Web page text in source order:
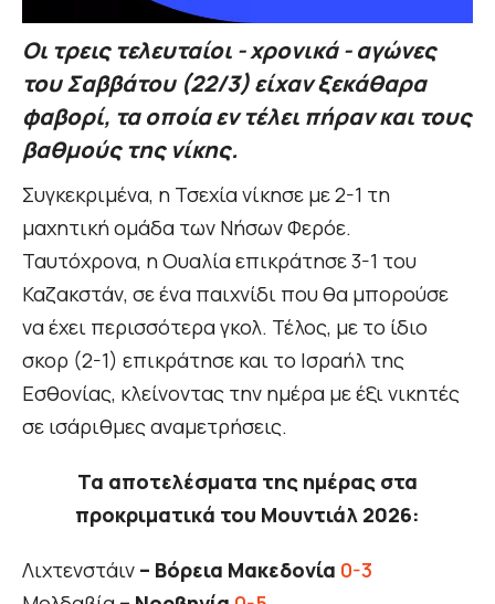
Οι τρεις τελευταίοι - χρονικά - αγώνες
του Σαββάτου (22/3) είχαν ξεκάθαρα
φαβορί, τα οποία εν τέλει πήραν και τους
βαθμούς της νίκης.
Συγκεκριμένα, η Τσεχία νίκησε με 2-1 τη
μαχητική ομάδα των Νήσων Φερόε.
Ταυτόχρονα, η Ουαλία επικράτησε 3-1 του
Καζακστάν, σε ένα παιχνίδι που θα μπορούσε
να έχει περισσότερα γκολ. Τέλος, με το ίδιο
σκορ (2-1) επικράτησε και το Ισραήλ της
Εσθονίας, κλείνοντας την ημέρα με έξι νικητές
σε ισάριθμες αναμετρήσεις.
Τα αποτελέσματα της ημέρας στα
προκριματικά του Μουντιάλ 2026:
Λιχτενστάιν – Βόρεια Μακεδονία 0-3